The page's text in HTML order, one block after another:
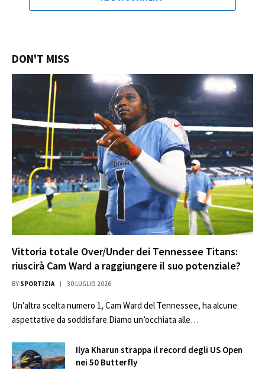
DON'T MISS
Vittoria totale Over/Under dei Tennessee Titans:
riuscirà Cam Ward a raggiungere il suo potenziale?
BY SPORTIZIA 30 LUGLIO 2026
Un’altra scelta numero 1, Cam Ward del Tennessee, ha alcune
aspettative da soddisfare.Diamo un’occhiata alle…
Ilya Kharun strappa il record degli US Open
nei 50 Butterfly